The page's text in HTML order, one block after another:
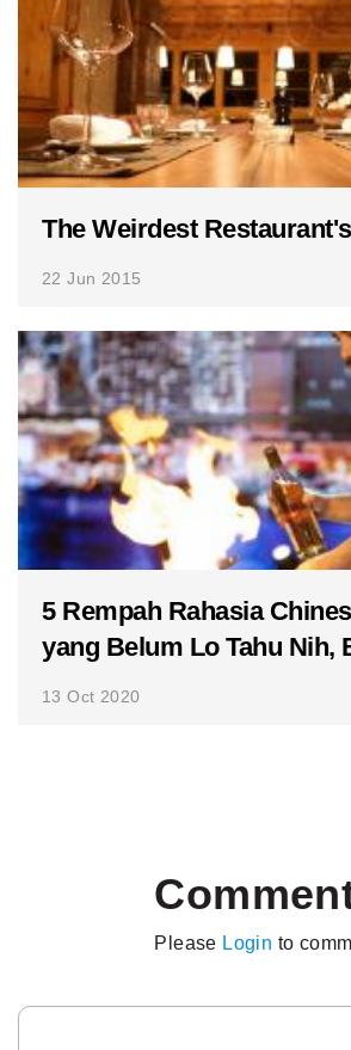
The Weirdest
22 Jun 2015
5 Rempah Rahasia
yang Belum Lo Tahu Nih,
13 Oct 2020
Please Login to